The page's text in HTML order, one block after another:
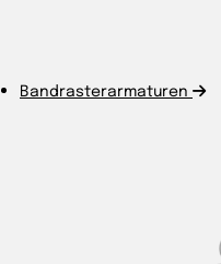
Bandrasterarmaturen